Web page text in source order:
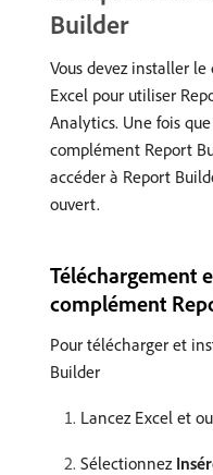
Builder
Vous devez installer
Excel pour utiliser
Analytics. Une fois
complément Report
accéder à Report
ouvert.
Téléchargement
complément
Pour télécharger et
Builder
Lancez Excel et
Sélectionnez